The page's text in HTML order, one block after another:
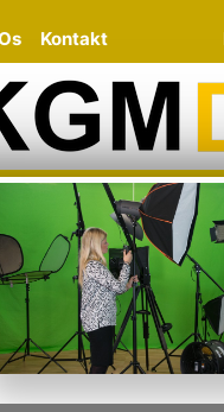
Kontakt